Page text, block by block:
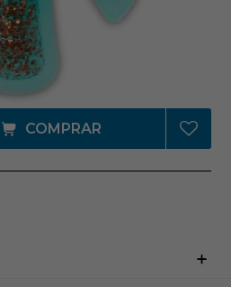
COMPRAR